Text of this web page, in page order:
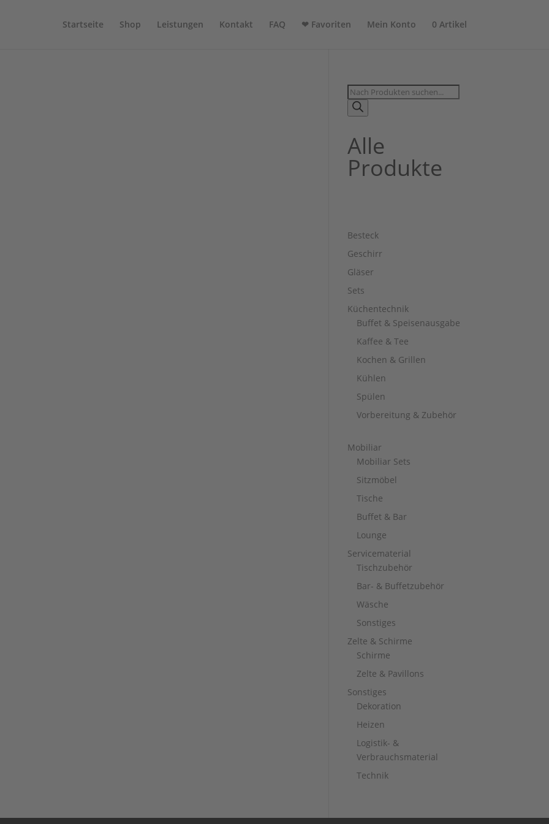
Startseite Shop Leistungen Kontakt FAQ ❤ Favoriten Mein Konto 0 Artikel
Products
search
Alle
Produkte
Besteck
Geschirr
Gläser
Sets
Küchentechnik
Buffet & Speisenausgabe
Kaffee & Tee
Kochen & Grillen
Kühlen
Spülen
Vorbereitung & Zubehör
Mobiliar
Mobiliar Sets
Sitzmöbel
Tische
Buffet & Bar
Lounge
Servicematerial
Tischzubehör
Bar- & Buffetzubehör
Wäsche
Sonstiges
Zelte & Schirme
Schirme
Zelte & Pavillons
Sonstiges
Dekoration
Heizen
Logistik- &
Verbrauchsmaterial
Technik